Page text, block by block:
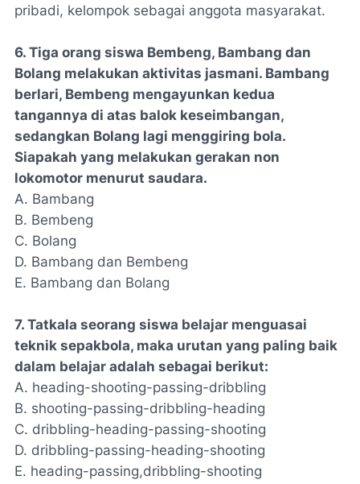
pribadi, kelompok sebagai anggota masyarakat.
6. Tiga orang siswa Bembeng, Bambang dan
Bolang melakukan aktivitas jasmani. Bambang
berlari, Bembeng mengayunkan kedua
tangannya di atas balok keseimbangan,
sedangkan Bolang lagi menggiring bola.
Siapakah yang melakukan gerakan non
lokomotor menurut saudara.
A. Bambang
B. Bembeng
C. Bolang
D. Bambang dan Bembeng
E. Bambang dan Bolang
7. Tatkala seorang siswa belajar menguasai
teknik sepakbola, maka urutan yang paling baik
dalam belajar adalah sebagai berikut:
A. heading-shooting-passing-dribbling
B. shooting-passing-dribbling-heading
C. dribbling-heading-passing-shooting
D. dribbling-passing-heading-shooting
E. heading-passing,dribbling-shooting